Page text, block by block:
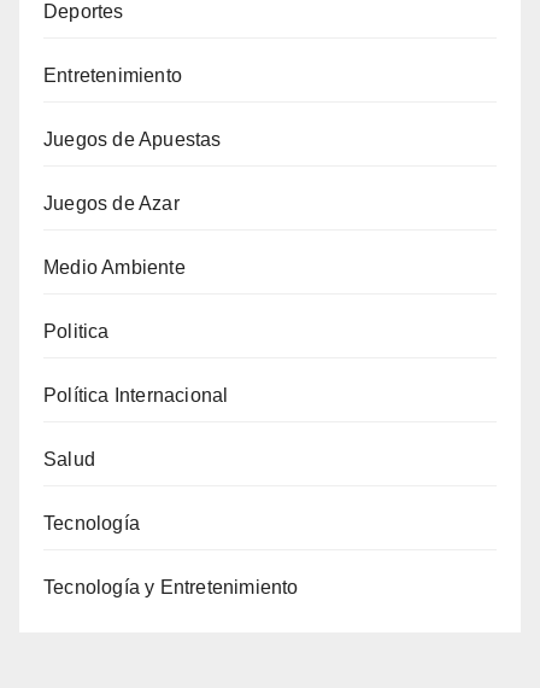
Deportes
Entretenimiento
Juegos de Apuestas
Juegos de Azar
Medio Ambiente
Politica
Política Internacional
Salud
Tecnología
Tecnología y Entretenimiento